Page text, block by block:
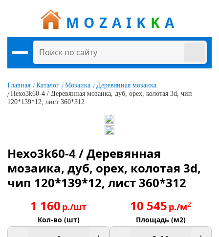
MOZAIK K A
Главная Каталог Мозаика
Деревянная мозаика
Hexo3k60-4 / Деревянная мозаика, дуб, орех, колотая 3d, чип
120*139*12, лист 360*312
Hexo3k60-4 / Деревянная
мозаика, дуб, орех, колотая 3d,
чип 120*139*12, лист 360*312
1 160 р./шт
Кол-во (шт)
10 545 р./м2
Площадь (м2)